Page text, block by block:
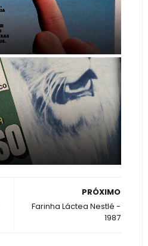
PRÓXIMO
Farinha Láctea Nestlé -
1987